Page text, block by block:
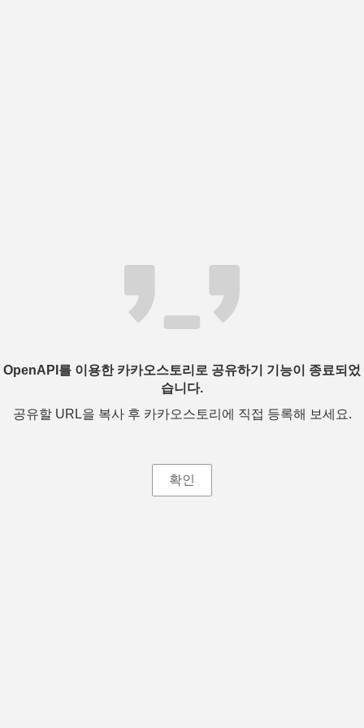
OpenAPI를 이용한 카카오스토리로 공유하기 기능이 종료되었
습니다.
공유할 URL을 복사 후 카카오스토리에 직접 등록해 보세요.
확인